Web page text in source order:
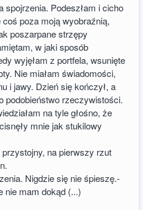
spojrzenia. Podeszłam i cicho
coś poza moją wyobraźnią,
poszarpane strzępy
w jaki sposób
wyjęłam z portfela, wsunięte
Nie miałam świadomości,
i jawy. Dzień się kończył, a
podobieństwo rzeczywistości.
na tyle głośno, że
mnie jak stukilowy
na pierwszy rzut
Nigdzie się nie śpieszę.-
nie mam dokąd (...)